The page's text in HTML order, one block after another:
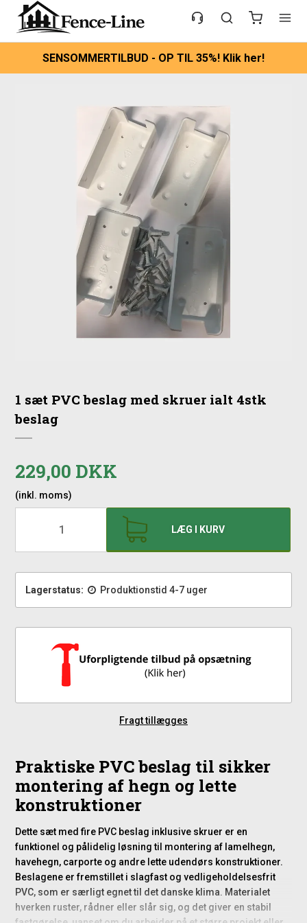
SENSOMMERTILBUD - OP TIL 35%! Klik her!
1 sæt PVC beslag med skruer ialt 4stk
beslag
229,00 DKK
(inkl. moms)
LÆG I KURV
Lagerstatus: Produktionstid 4-7 uger
Fragt tillægges
Praktiske PVC beslag til sikker
montering af hegn og lette
konstruktioner
Dette sæt med fire PVC beslag inklusive skruer er en
funktionel og pålidelig løsning til montering af lamelhegn,
havehegn, carporte og andre lette udendørs konstruktioner.
Beslagene er fremstillet i slagfast og vedligeholdelsesfrit
PVC, som er særligt egnet til det danske klima. Materialet
hverken ruster, rådner eller slår sig, og det giver en stabil